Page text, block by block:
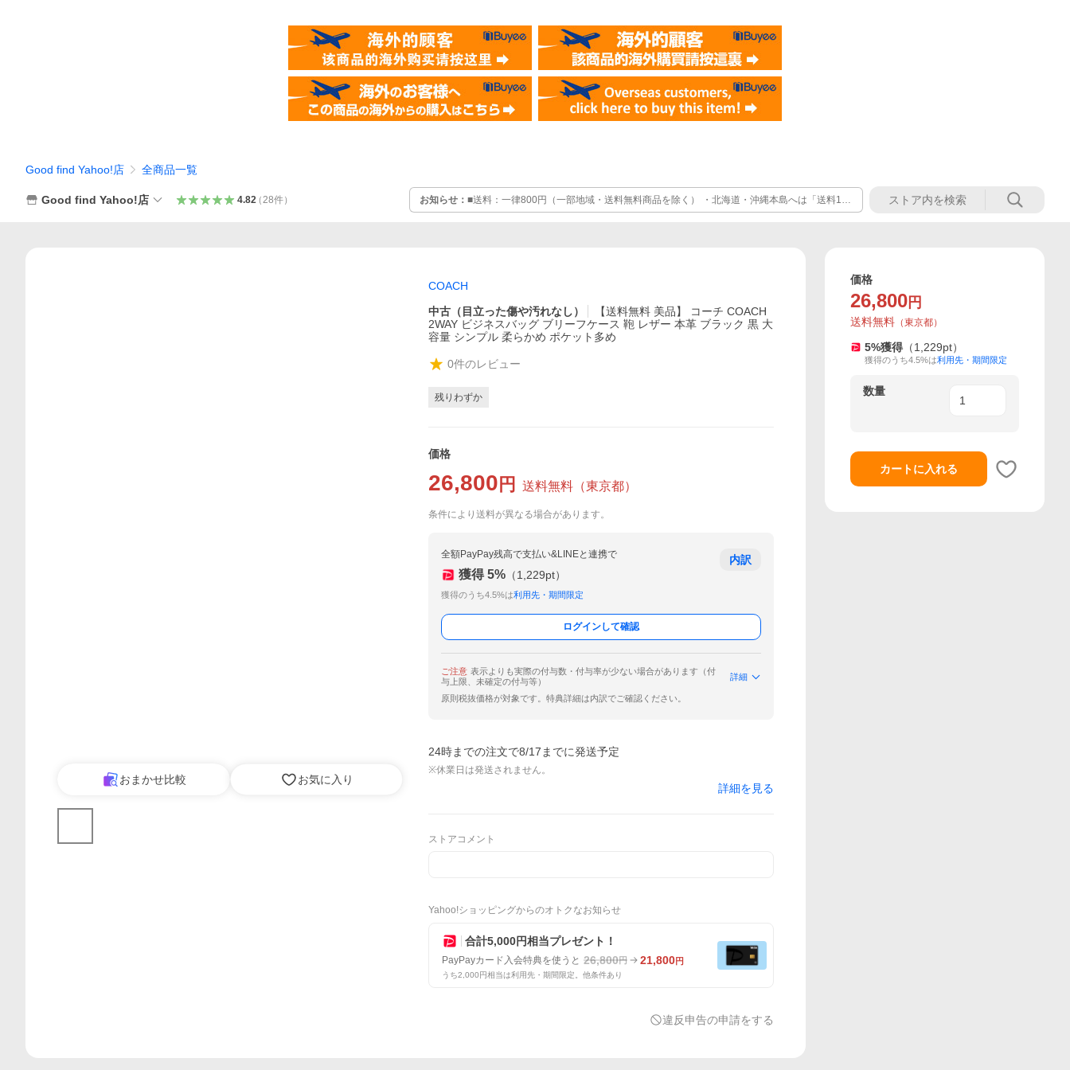
Good find Yahoo!店 全商品一覧
Good find Yahoo!店 4.82（28件） お知らせ： ■送料：一律800円（一部地域・送料無料商品を除く） ・北海道・沖縄本島へは「送料175
0円」 ・離島は追加送料有り ■出荷日：ご入金確認後、1～4日以内に出荷（店舗休業日はカウント
おまかせ比較 お気に入り
COACH
中古（目立った傷や汚れなし）
【送料無料 美品】 コーチ COACH
2WAY ビジネスバッグ ブリーフケース 鞄 レザー 本革 ブラック 黒 大
容量 シンプル 柔らかめ ポケット多め
0件のレビュー
残りわずか
価格
26,800 円 送料無料 （東京都）
条件により送料が異なる場合があります。
全額PayPay残高で支払い&LINEと連携で
獲得 5% （1,229pt）
獲得のうち4.5%は利用先・期間限定
内訳
ログインして確認
ご注意 表示よりも実際の付与数・付与率が少ない場合があります（付
与上限、未確定の付与等）
詳細
原則税抜価格が対象です。特典詳細は内訳でご確認ください。
24時までの注文で8/17までに発送予定
※休業日は発送されません。
詳細を見る
ストアコメント
Yahoo!ショッピングからのオトクなお知らせ
合計5,000円相当プレゼント！
PayPayカード入会特典を使うと 26,800円 21,800円
うち2,000円相当は利用先・期間限定。他条件あり
違反申告の申請をする
価格
26,800 円
送料無料 （東京都）
5%獲得 （1,229pt）
獲得のうち4.5%は利用先・期間限定
数量
カートに入れる